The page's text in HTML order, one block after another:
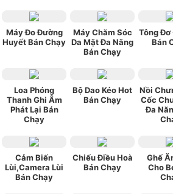
Máy Đo Đường
Huyết Bán Chạy
Máy Chăm Sóc
Da Mặt Đa Năng
Bán Chạy
Tông Đơ
Bán
Loa Phóng
Thanh Ghi Âm
Phát Lại Bán
Chạy
Bộ Dao Kéo Hot
Bán Chạy
Nồi
Cốc
Đa
Cảm Biến
Lùi,Camera Lùi
Bán Chạy
Chiếu Điều Hoà
Bán Chạy
Ghế
Cho